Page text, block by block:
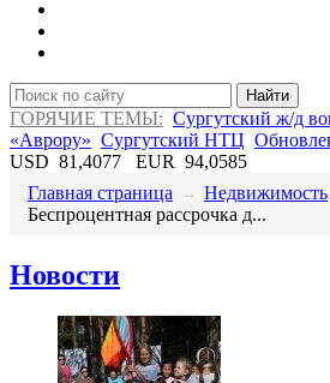
Найти
ГОРЯЧИЕ ТЕМЫ: Сургутский ж/д
«Аврору» Сургутский НТЦ
USD 81,4077 EUR 94,0585
Главная страница → Недвижимость
​Беспроцентная рассрочка д...
Новости